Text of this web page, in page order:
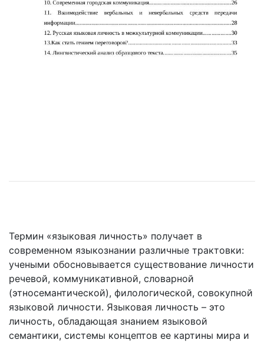
Термин «языковая личность» получает в
современном языкознании различные трактовки:
учеными обосновывается существование личности
речевой, коммуникативной, словарной
(этносемантической), филологической, совокупной
языковой личности. Языковая личность – это
личность, обладающая знанием языковой
семантики, системы концептов ее картины мира и